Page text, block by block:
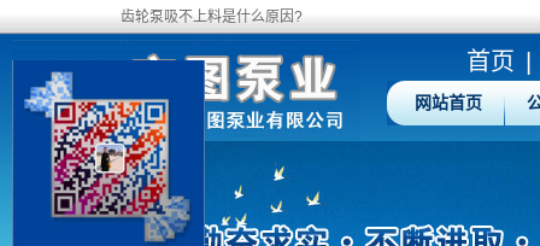
齿轮泵吸不上料是什么原因?
首页
网站首页